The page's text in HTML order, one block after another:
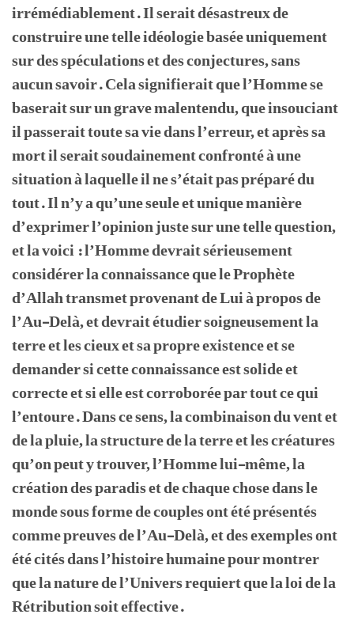
irrémédiablement. Il serait désastreux de
construire une telle idéologie basée uniquement
sur des spéculations et des conjectures, sans
aucun savoir. Cela signifierait que l’Homme se
baserait sur un grave malentendu, que insouciant
il passerait toute sa vie dans l’erreur, et après sa
mort il serait soudainement confronté à une
situation à laquelle il ne s’était pas préparé du
tout. Il n’y a qu’une seule et unique manière
d’exprimer l’opinion juste sur une telle question,
et la voici : l’Homme devrait sérieusement
considérer la connaissance que le Prophète
d’Allah transmet provenant de Lui à propos de
l’Au-Delà, et devrait étudier soigneusement la
terre et les cieux et sa propre existence et se
demander si cette connaissance est solide et
correcte et si elle est corroborée par tout ce qui
l’entoure. Dans ce sens, la combinaison du vent et
de la pluie, la structure de la terre et les créatures
qu’on peut y trouver, l’Homme lui-même, la
création des paradis et de chaque chose dans le
monde sous forme de couples ont été présentés
comme preuves de l’Au-Delà, et des exemples ont
été cités dans l’histoire humaine pour montrer
que la nature de l’Univers requiert que la loi de la
Rétribution soit effective.